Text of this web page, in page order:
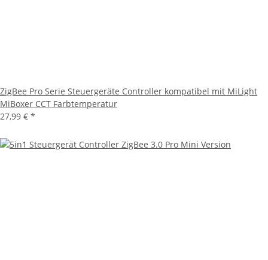
ZigBee Pro Serie Steuergeräte Controller kompatibel mit MiLight
MiBoxer CCT Farbtemperatur
27,99 € *